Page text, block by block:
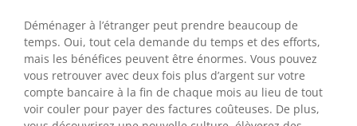
Déménager à l’étranger peut prendre beaucoup de
temps. Oui, tout cela demande du temps et des efforts,
mais les bénéfices peuvent être énormes. Vous pouvez
vous retrouver avec deux fois plus d’argent sur votre
compte bancaire à la fin de chaque mois au lieu de tout
voir couler pour payer des factures coûteuses. De plus,